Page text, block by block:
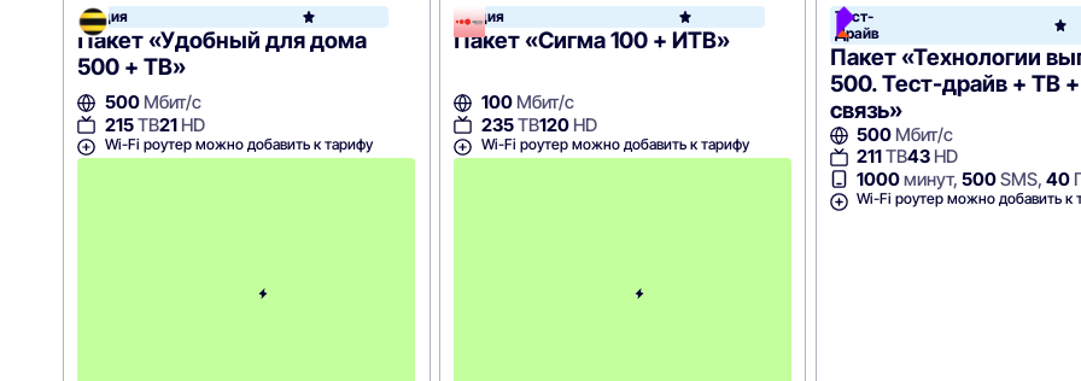
Акция Билайн
Пакет «Удобный для дома
500 + ТВ»
500Мбит/с
215ТВ21HD
Wi-Fi роутер можно добавить к тарифу
Акция Акадо
Пакет «Сигма 100 + ИТВ»
100Мбит/с
235ТВ120HD
Wi-Fi роутер можно добавить к тарифу
Тест-
Драйв
Пакет «Технологии
500. Тест-драйв + ТВ
связь»
500 Мбит/с
211 ТВ43 HD
1000минут,500SMS,40
Wi-Fi роутер можно добавить к